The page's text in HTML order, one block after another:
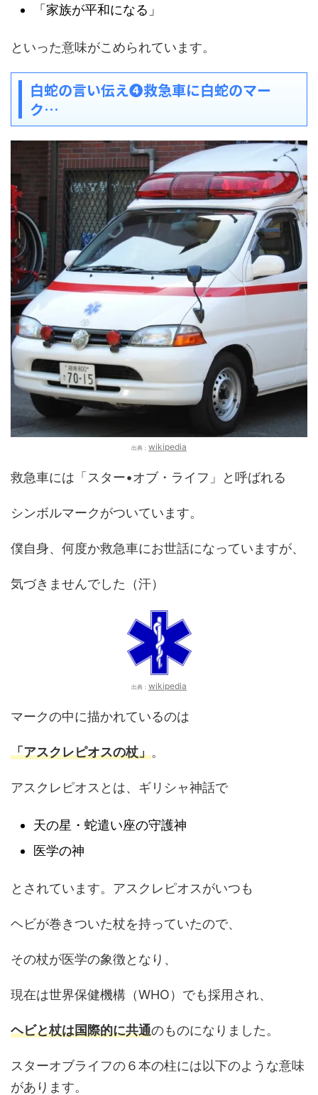
「家族が平和になる」
といった意味がこめられています。
白蛇の言い伝え❹救急車に白蛇のマー
ク…
出典； wikipedia
救急車には「スター•オブ・ライフ」と呼ばれる
シンボルマークがついています。
僕自身、何度か救急車にお世話になっていますが、
気づきませんでした（汗）
出典： wikipedia
マークの中に描かれているのは
「アスクレピオスの杖」。
アスクレピオスとは、ギリシャ神話で
天の星・蛇遣い座の守護神
医学の神
とされています。アスクレピオスがいつも
ヘビが巻きついた杖を持っていたので、
その杖が医学の象徴となり、
現在は世界保健機構（WHO）でも採用され、
ヘビと杖は国際的に共通のものになりました。
スターオブライフの６本の柱には以下のような意味
があります。